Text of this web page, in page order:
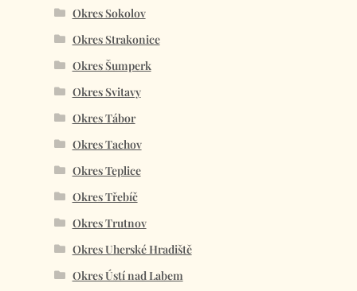
Okres Sokolov
Okres Strakonice
Okres Šumperk
Okres Svitavy
Okres Tábor
Okres Tachov
Okres Teplice
Okres Třebíč
Okres Trutnov
Okres Uherské Hradiště
Okres Ústí nad Labem